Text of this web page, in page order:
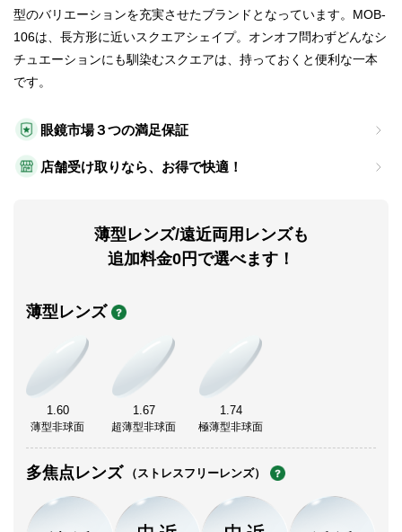
眼鏡市場３つの満足保証
店舗受け取りなら、お得で快適！
薄型レンズ/遠近両用レンズも
追加料金0円で選べます！
薄型レンズ
1.60
薄型非球面
1.67
超薄型非球面
1.74
極薄型非球面
多焦点レンズ （ストレスフリーレンズ）
型のバリエーションを充実させたブランドとなっています。MOB-
106は、長方形に近いスクエアシェイプ。オンオフ問わずどんなシ
チュエーションにも馴染むスクエアは、持っておくと便利な一本
です。